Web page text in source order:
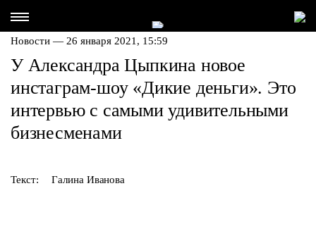
Новости — 26 января 2021, 15:59
У Александра Цыпкина новое
инстаграм-шоу «Дикие деньги». Это
интервью с самыми удивительными
бизнесменами
Текст: Галина Иванова